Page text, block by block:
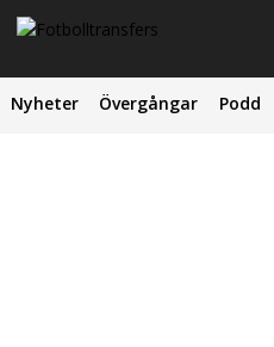
Nyheter Övergångar Podd